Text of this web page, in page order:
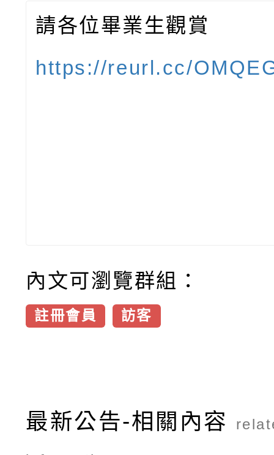
請各位畢業生觀賞
https://reurl.cc/
內文可瀏覽群組：
註冊會員 訪客
最新公告-相關內容